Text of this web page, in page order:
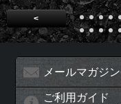
<
メールマガジ
ご利用ガイド